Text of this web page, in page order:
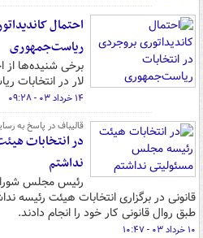
احتمال
ریاست‌جمهوری
برخی شنیده‌ها از
لار در انتخابات
۱۴ خرداد ۰۳ - ۰۹:۲۸
قالیباف در پاسخ به
در انتخابات
نداشتم
رئیس مجلس
قانونی در برگزاری انتخابات هیئت
طبق روال قانونی کار خود را انجام دادند.
۱۰ خرداد ۰۳ - ۱۰:۴۷